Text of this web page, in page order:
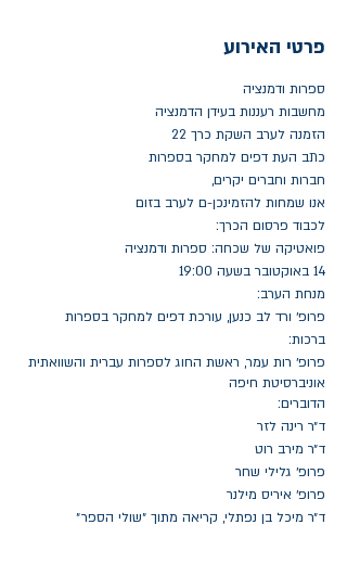
פרטי האירוע
ספרות ודמנציה
מחשבות רעננות בעידן הדמנציה
הזמנה לערב השקת כרך 22
כתב העת דפים למחקר בספרות
חברות וחברים יקרים,
אנו שמחות להזמינכן-ם לערב בזום
לכבוד פרסום הכרך:
פואטיקה של שכחה: ספרות ודמנציה
14 באוקטובר בשעה 19:00
מנחת הערב:
פרופ׳ ורד לב כנען, עורכת דפים למחקר בספרות
ברכות:
פרופ׳ רות עמר, ראשת החוג לספרות עברית והשוואתית
אוניברסיטת חיפה
הדוברים:
ד״ר רינה לזר
ד״ר מירב רוט
פרופ׳ גלילי שחר
פרופ׳ איריס מילנר
ד״ר מיכל בן נפתלי, קריאה מתוך ״שולי הספר״